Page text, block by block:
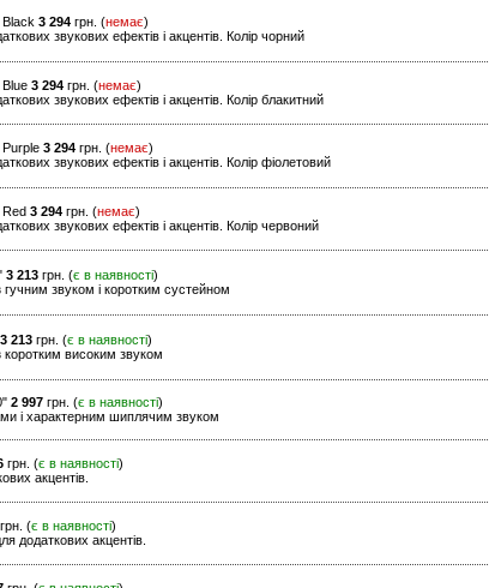
3 294 грн. (немає)
звукових ефектів і акцентів. Колір чорний
3 294 грн. (немає)
звукових ефектів і акцентів. Колір блакитний
3 294 грн. (немає)
звукових ефектів і акцентів. Колір фіолетовий
3 294 грн. (немає)
звукових ефектів і акцентів. Колір червоний
3 213 грн. (є в наявності)
звуком і коротким сустейном
3 213 грн. (є в наявності)
високим звуком
2 997 грн. (є в наявності)
і характерним шиплячим звуком
грн. (є в наявності)
акцентів.
грн. (є в наявності)
додаткових акцентів.